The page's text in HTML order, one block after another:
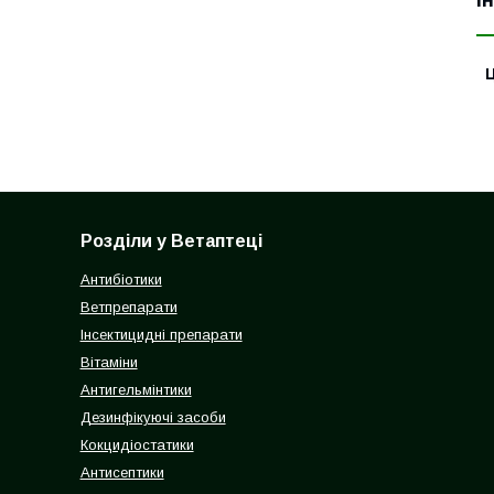
Розділи у Ветаптеці
Антибіотики
Ветпрепарати
Інсектицидні препарати
Вітаміни
Антигельмінтики
Дезинфікуючі засоби
Кокцидіостатики
Антисептики